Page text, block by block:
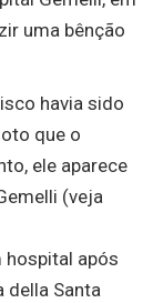
uma bênção
havia sido
que o
ele aparece
(veja
hospital após
della Santa